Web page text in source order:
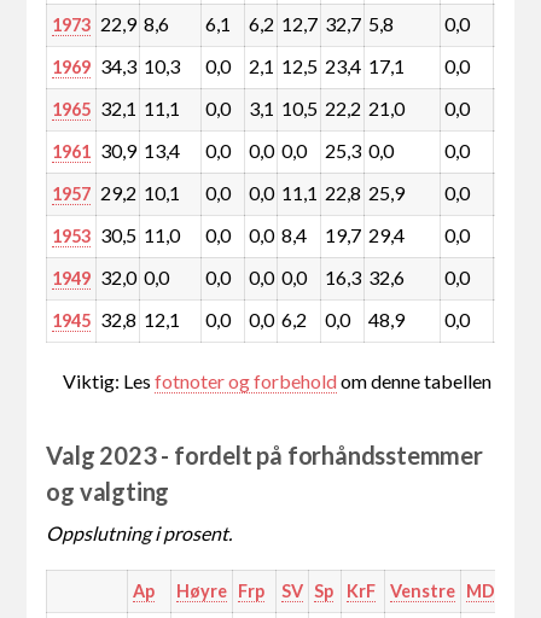
1973 22,9 8,6 6,1 6,2 12,7 32,7 5,8 0,0
1969 34,3 10,3 0,0 2,1 12,5 23,4 17,1 0,0
1965 32,1 11,1 0,0 3,1 10,5 22,2 21,0 0,0
1961 30,9 13,4 0,0 0,0 0,0 25,3 0,0 0,0
1957 29,2 10,1 0,0 0,0 11,1 22,8 25,9 0,0
1953 30,5 11,0 0,0 0,0 8,4 19,7 29,4 0,0
1949 32,0 0,0 0,0 0,0 0,0 16,3 32,6 0,0
1945 32,8 12,1 0,0 0,0 6,2 0,0 48,9 0,0
Viktig: Lesfotnoter og forbeholdom denne tabellen
Valg 2023 - fordelt på forhåndsstemmer
og valgting
Oppslutning i prosent.
Ap Høyre Frp SV Sp KrF Venstre MDG